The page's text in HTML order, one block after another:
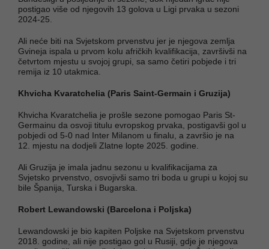
postigao više od njegovih 13 golova u Ligi prvaka u sezoni
2024-25.
Ali neće biti na Svjetskom prvenstvu jer je njegova zemlja
Gvineja ispala u prvom kolu afričkih kvalifikacija, završivši na
četvrtom mjestu u svojoj grupi, sa samo četiri pobjede i tri
remija iz 10 utakmica.
Khvicha Kvaratchelia (Paris Saint-Germain i Gruzija)
Khvicha Kvaratchelia je prošle sezone pomogao Paris St-
Germainu da osvoji titulu evropskog prvaka, postigavši ​​gol u
pobjedi od 5-0 nad Inter Milanom u finalu, a završio je na
12. mjestu na dodjeli Zlatne lopte 2025. godine.
Ali Gruzija je imala jadnu sezonu u kvalifikacijama za
Svjetsko prvenstvo, osvojivši samo tri boda u grupi u kojoj su
bile Španija, Turska i Bugarska.
Robert Lewandowski (Barcelona i Poljska)
Lewandowski je bio kapiten Poljske na Svjetskom prvenstvu
2018. godine, ali nije postigao gol u Rusiji, gdje je njegova